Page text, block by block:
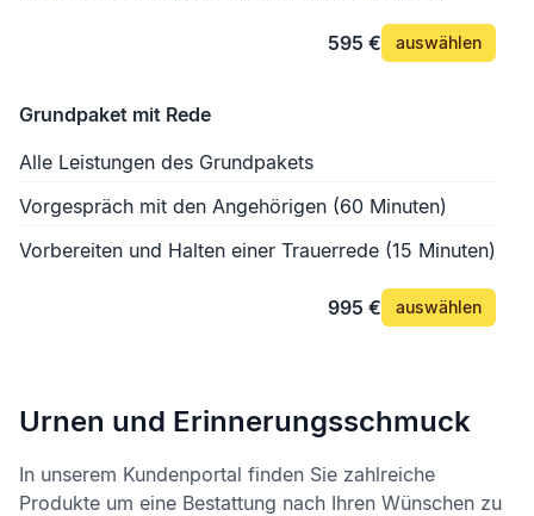
595 € auswählen
Grundpaket mit Rede
Alle Leistungen des Grundpakets
Vorgespräch mit den Angehörigen (60 Minuten)
Vorbereiten und Halten einer Trauerrede (15 Minuten)
995 € auswählen
Urnen und Erinnerungsschmuck
In unserem Kundenportal finden Sie zahlreiche
Produkte um eine Bestattung nach Ihren Wünschen zu